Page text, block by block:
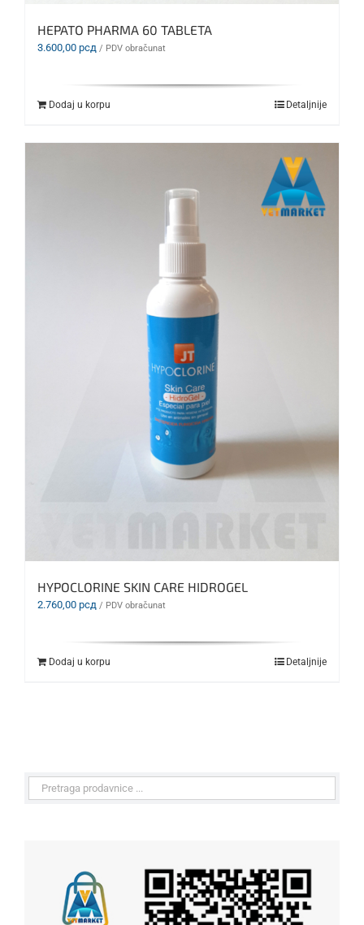
HEPATO PHARMA 60 TABLETA
3.600,00 рсд / PDV obračunat
Dodaj u korpu Detaljnije
HYPOCLORINE SKIN CARE HIDROGEL
2.760,00 рсд / PDV obračunat
Dodaj u korpu Detaljnije